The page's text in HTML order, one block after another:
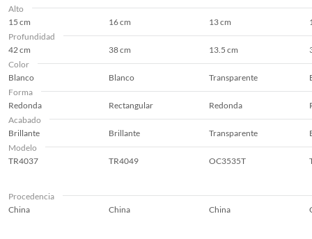
Alto
15 cm
16 cm 13 cm
Profundidad
42 cm
38 cm 13.5 cm
Color
Blanco
Blanco Transparente
Forma
Redonda
Rectangular Redonda
Acabado
Brillante
Brillante Transparente
Modelo
TR4037
TR4049 OC3535T
Procedencia
China
China China